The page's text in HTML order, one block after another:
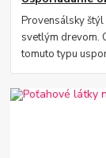
Provensálsky štýl
svetlým drevom.
tomuto typu